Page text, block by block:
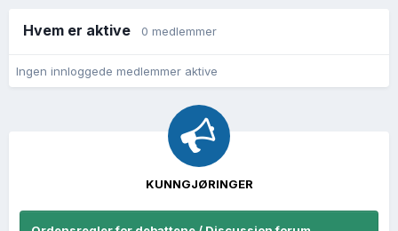
Hvem er aktive 0 medlemmer
Ingen innloggede medlemmer aktive
KUNNGJØRINGER